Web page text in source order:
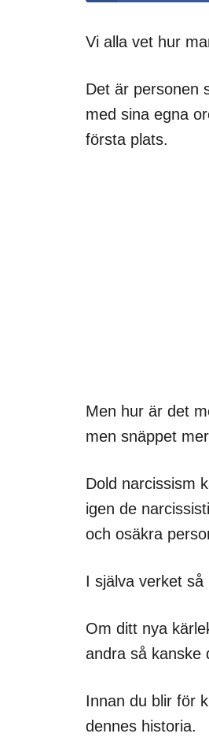
Vi alla vet hur
Det är personen
med sina egna
första plats.
Men hur är det
men snäppet
Dold narcissism
igen de
och osäkra
I själva verket
Om ditt nya
andra så kanske
Innan du blir för
dennes historia.